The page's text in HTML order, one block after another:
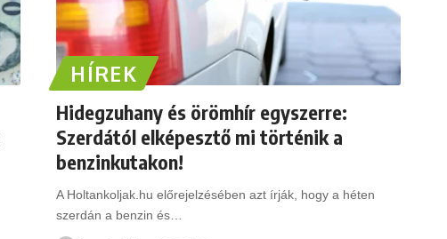
HÍREK
Hidegzuhany és örömhír egyszerre:
Szerdától elképesztő mi történik a
benzinkutakon!
A Holtankoljak.hu előrejelzésében azt írják, hogy a héten
szerdán a benzin és